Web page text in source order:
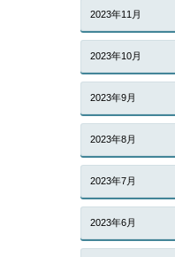
2023年11月
2023年10月
2023年9月
2023年8月
2023年7月
2023年6月